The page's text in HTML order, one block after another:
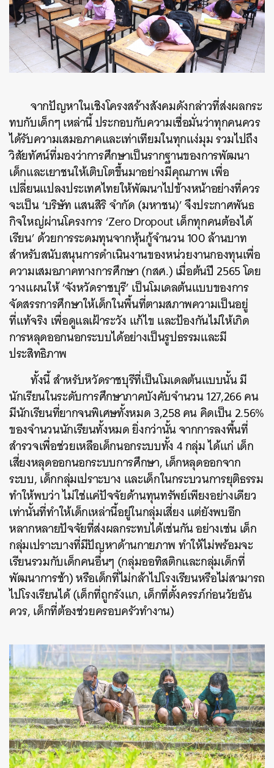
จากปัญหาในเชิงโครงสร้างสังคมดังกล่าวที่ส่งผลกระ
ทบกับเด็กๆ เหล่านี้ ประกอบกับความเชื่อมั่นว่าทุกคนควร
ได้รับความเสมอภาคและเท่าเทียมในทุกแง่มุม รวมไปถึง
วิสัยทัศน์ที่มองว่าการศึกษาเป็นรากฐานของการพัฒนา
เด็กและเยาชนให้เติบโตขึ้นมาอย่างมีคุณภาพ เพื่อ
เปลี่ยนแปลงประเทศไทยให้พัฒนาไปข้างหน้าอย่างที่ควร
จะเป็น‘บริษัท แสนสิริ จำกัด (มหาชน)’ จึงประกาศพันธ
กิจใหญ่ผ่านโครงการ ‘Zero Dropout เด็กทุกคนต้องได้
เรียน’ ด้วยการระดมทุนจากหุ้นกู้จำนวน 100 ล้านบาท
สำหรับสนับสนุนการดำเนินงานของหน่วยงานกองทุนเพื่อ
ความเสมอภาคทางการศึกษา (กสศ.) เมื่อต้นปี 2565 โดย
วางแผนให้ ‘จังหวัดราชบุรี’ เป็นโมเดลต้นแบบของการ
จัดสรรการศึกษาให้เด็กในพื้นที่ตามสภาพความเป็นอยู่
ที่แท้จริง เพื่อดูแลเฝ้าระวัง แก้ไข และป้องกันไม่ให้เกิด
การหลุดออกนอกระบบได้อย่างเป็นรูปธรรมและมี
ประสิทธิภาพ
ทั้งนี้ สำหรับหวัดราชบุรีที่เป็นโมเดลต้นแบบนั้น มี
นักเรียนในระดับการศึกษาภาคบังคับจำนวน 127,266 คน
มีนักเรียนที่ยากจนพิเศษทั้งหมด 3,258 คน คิดเป็น 2.56%
ของจำนวนนักเรียนทั้งหมด ยิ่งกว่านั้น จากการลงพื้นที่
สำรวจเพื่อช่วยเหลือเด็กนอกระบบทั้ง 4 กลุ่ม ได้แก่ เด็ก
เสี่ยงหลุดออกนอกระบบการศึกษา, เด็กหลุดออกจาก
ระบบ, เด็กกลุ่มเปราะบาง และเด็กในกระบวนการยุติธรรม
ทำให้พบว่า ไม่ใช่แค่ปัจจัยด้านทุนทรัพย์เพียงอย่างเดียว
เท่านั้นที่ทำให้เด็กเหล่านี้อยู่ในกลุ่มเสี่ยง แต่ยังพบอีก
หลากหลายปัจจัยที่ส่งผลกระทบได้เช่นกัน อย่างเช่น เด็ก
กลุ่มเปราะบางที่มีปัญหาด้านกายภาพ ทำให้ไม่พร้อมจะ
เรียนรวมกับเด็กคนอื่นๆ (กลุ่มออทิสติกและกลุ่มเด็กที่
พัฒนาการช้า) หรือเด็กที่ไม่กล้าไปโรงเรียนหรือไม่สามารถ
ไปโรงเรียนได้ (เด็กที่ถูกรังแก, เด็กที่ตั้งครรภ์ก่อนวัยอัน
ควร, เด็กที่ต้องช่วยครอบครัวทำงาน)